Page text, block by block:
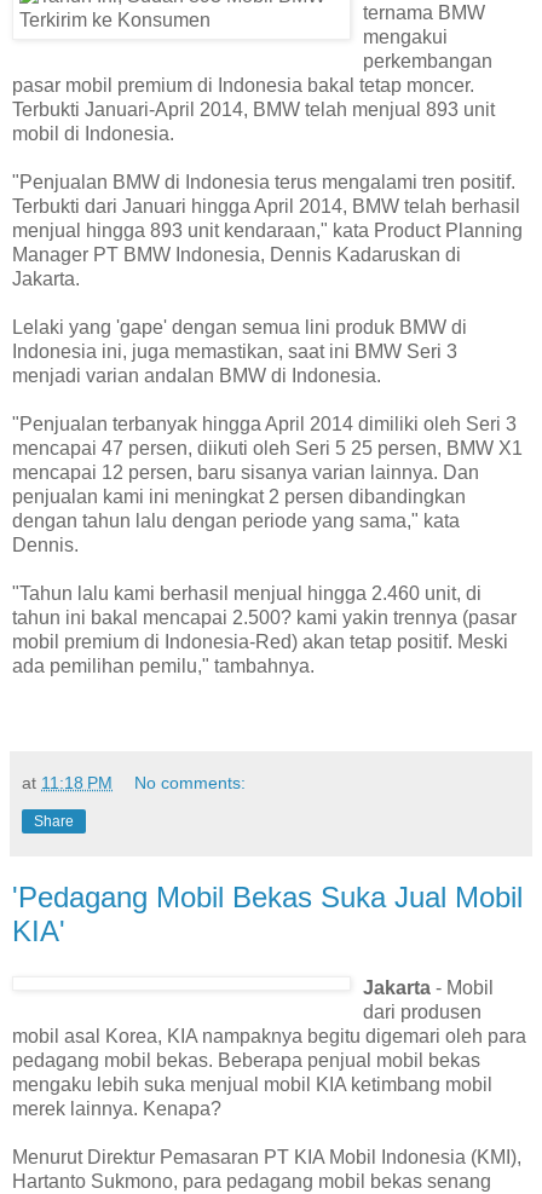
ternama BMW
mengakui
perkembangan
pasar mobil premium di Indonesia bakal tetap moncer.
Terbukti Januari-April 2014, BMW telah menjual 893 unit
mobil di Indonesia.
"Penjualan BMW di Indonesia terus mengalami tren positif.
Terbukti dari Januari hingga April 2014, BMW telah berhasil
menjual hingga 893 unit kendaraan," kata Product Planning
Manager PT BMW Indonesia, Dennis Kadaruskan di
Jakarta.
Lelaki yang 'gape' dengan semua lini produk BMW di
Indonesia ini, juga memastikan, saat ini BMW Seri 3
menjadi varian andalan BMW di Indonesia.
"Penjualan terbanyak hingga April 2014 dimiliki oleh Seri 3
mencapai 47 persen, diikuti oleh Seri 5 25 persen, BMW X1
mencapai 12 persen, baru sisanya varian lainnya. Dan
penjualan kami ini meningkat 2 persen dibandingkan
dengan tahun lalu dengan periode yang sama," kata
Dennis.
"Tahun lalu kami berhasil menjual hingga 2.460 unit, di
tahun ini bakal mencapai 2.500? kami yakin trennya (pasar
mobil premium di Indonesia-Red) akan tetap positif. Meski
ada pemilihan pemilu," tambahnya.
at 11:18 PM No comments:
Share
'Pedagang Mobil Bekas Suka Jual Mobil
KIA'
Jakarta - Mobil
dari produsen
mobil asal Korea, KIA nampaknya begitu digemari oleh para
pedagang mobil bekas. Beberapa penjual mobil bekas
mengaku lebih suka menjual mobil KIA ketimbang mobil
merek lainnya. Kenapa?
Menurut Direktur Pemasaran PT KIA Mobil Indonesia (KMI),
Hartanto Sukmono, para pedagang mobil bekas senang